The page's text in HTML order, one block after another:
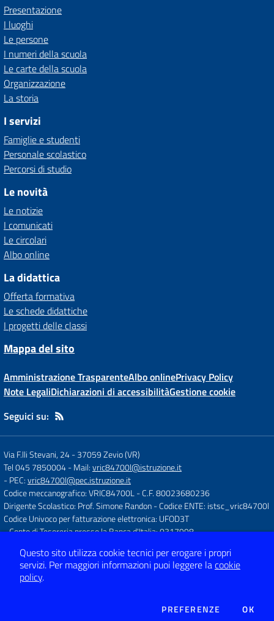
Presentazione
I luoghi
Le persone
I numeri della scuola
Le carte della scuola
Organizzazione
La storia
I servizi
Famiglie e studenti
Personale scolastico
Percorsi di studio
Le novità
Le notizie
I comunicati
Le circolari
Albo online
La didattica
Offerta formativa
Le schede didattiche
I progetti delle classi
Mappa del sito
Amministrazione TrasparenteAlbo onlinePrivacy Policy
Note LegaliDichiarazioni di accessibilitàGestione cookie
Seguici su:
Via F.lli Stevani, 24-37059 Zevio (VR)
Tel 045 7850004- Mail:vric84700l@istruzione.it
- PEC:vric84700l@pec.istruzione.it
Codice meccanografico: VRIC84700L- C.F. 80023680236
Dirigente Scolastico: Prof. Simone Randon- Codice ENTE: istsc_vric84700l
Codice Univoco per fatturazione elettronica: UFOD3T
- Conto di Tesoreria presso la Banca d'Italia: 0317998
Concept & Design by
Designers Italia
Questo sito utilizza cookie tecnici per erogare i propri
servizi. Per maggiori informazioni puoi leggere lacookie
policy.
PREFERENZE DEI COOKIE
OK